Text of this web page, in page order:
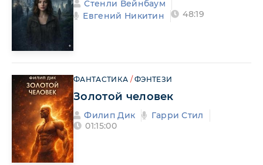
Стенли Вейнбаум
Евгений Никитин
48:19
ФАНТАСТИКА /ФЭНТЕЗИ
Золотой человек
Филип Дик
Гарри Стил
01:15:00